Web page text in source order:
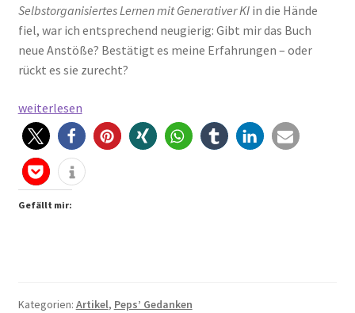
Selbstorganisiertes Lernen mit Generativer KIin die Hände
fiel, war ich entsprechend neugierig: Gibt mir das Buch
neue Anstöße? Bestätigt es meine Erfahrungen – oder
rückt es sie zurecht?
Selbstorganisiertes
Lernen
mit
Generativer
KI
–
weiterlesen
Gefällt mir:
Kategorien: Artikel, Peps’ Gedanken